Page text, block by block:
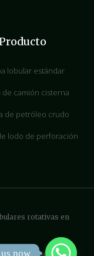
lobular estándar
de camión cisterna
de petróleo crudo
lodo de perforación
rotativas en
now